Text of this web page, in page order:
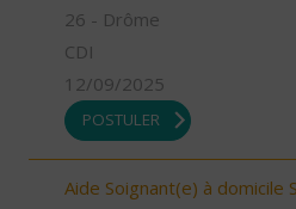
26 - Drôme
CDI
12/09/2025
POSTULER
Aide Soignant(e) à domicile